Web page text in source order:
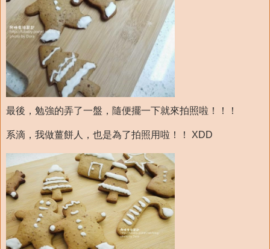
最後，勉強的弄了一盤，隨便擺一下就來拍照啦！！！
系滴，我做薑餅人，也是為了拍照用啦！！ XDD